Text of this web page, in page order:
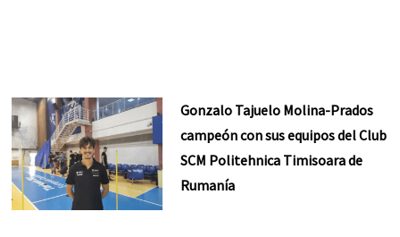
Gonzalo Tajuelo Molina-Prados
campeón con sus equipos del Club
SCM Politehnica Timisoara de
Rumanía